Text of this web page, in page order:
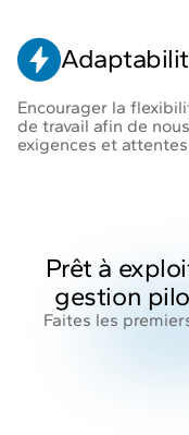
Encourager la
de travail afin de
exigences et
Prêt à
gestion
Faites les